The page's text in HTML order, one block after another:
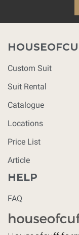
Custom Suit
Suit Rental
Catalogue
Locations
Price List
Article
HELP
FAQ